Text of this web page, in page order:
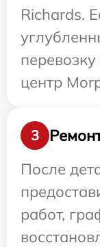
Richards.
центр
3
После
работ,